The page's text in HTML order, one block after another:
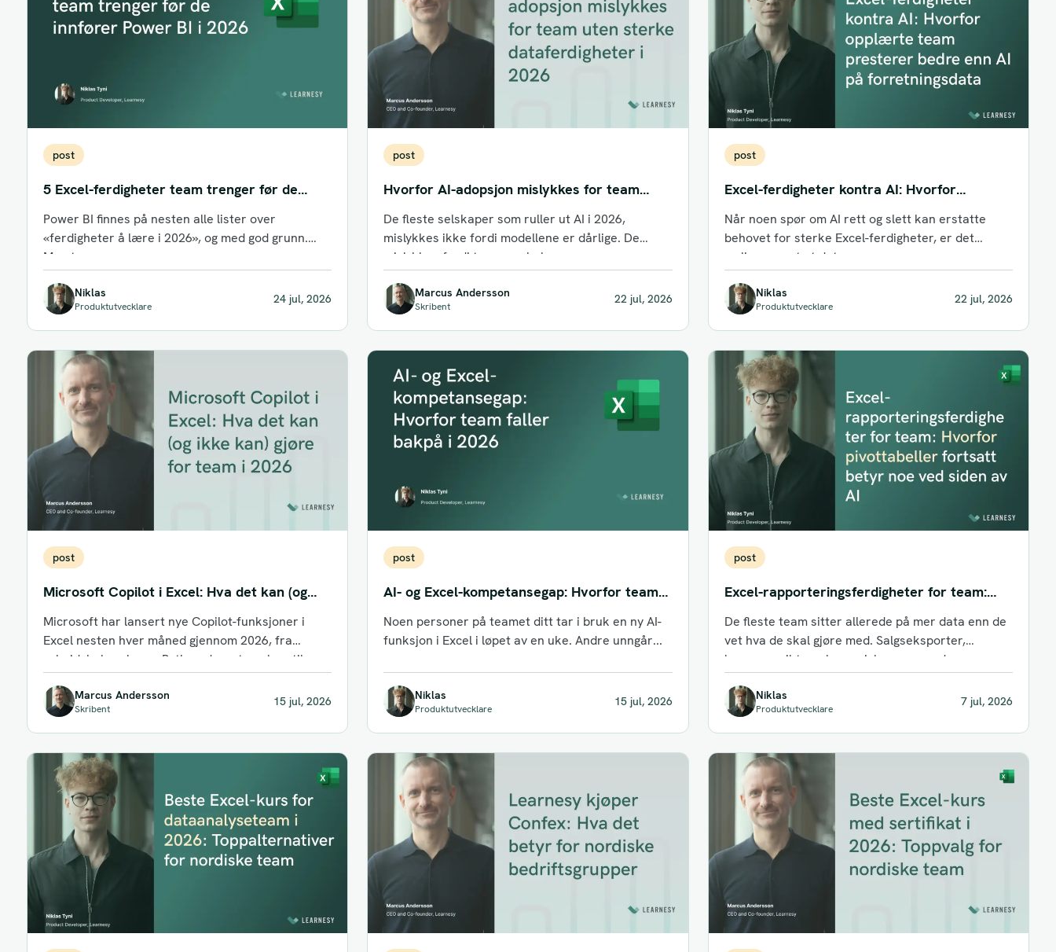
post
5 Excel-ferdigheter team trenger før de
innfører Power BI i 2026
Power BI finnes på nesten alle lister over
«ferdigheter å lære i 2026», og med god grunn.
Men team som...
Niklas
Produktutvecklare
24 jul, 2026
post
Hvorfor AI-adopsjon mislykkes for team
uten sterke dataferdigheter i 2026
De fleste selskaper som ruller ut AI i 2026,
mislykkes ikke fordi modellene er dårlige. De
mislykkes fordi teamene bak...
Marcus Andersson
Skribent
22 jul, 2026
post
Excel-ferdigheter kontra AI: Hvorfor
opplærte team presterer bedre enn AI på
forretningsdata
Når noen spør om AI rett og slett kan erstatte
behovet for sterke Excel-ferdigheter, er det
ærlige svaret at det...
Niklas
Produktutvecklare
22 jul, 2026
post
Microsoft Copilot i Excel: Hva det kan (og
ikke kan) gjøre for team i 2026
Microsoft har lansert nye Copilot-funksjoner i
Excel nesten hver måned gjennom 2026, fra
arbeidsbokregler og Python-drevet analyse til
finansspesifikke «skills»....
Marcus Andersson
Skribent
15 jul, 2026
post
AI- og Excel-kompetansegap: Hvorfor team
faller bakpå i 2026
Noen personer på teamet ditt tar i bruk en ny AI-
funksjon i Excel i løpet av en uke. Andre unngår...
Niklas
Produktutvecklare
15 jul, 2026
post
Excel-rapporteringsferdigheter for team:
Hvorfor pivottabeller fortsatt betyr noe ved
siden av AI
De fleste team sitter allerede på mer data enn de
vet hva de skal gjøre med. Salgseksporter,
lageroversikter, økonomiske sammendrag...
Niklas
Produktutvecklare
7 jul, 2026